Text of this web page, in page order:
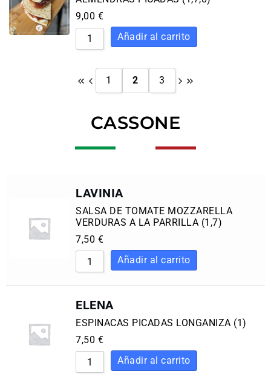
9,00 €
1 2 3
CASSONE
LAVINIA
SALSA DE TOMATE MOZZARELLA
VERDURAS A LA PARRILLA (1,7)
7,50 €
ELENA
ESPINACAS PICADAS LONGANIZA (1)
7,50 €